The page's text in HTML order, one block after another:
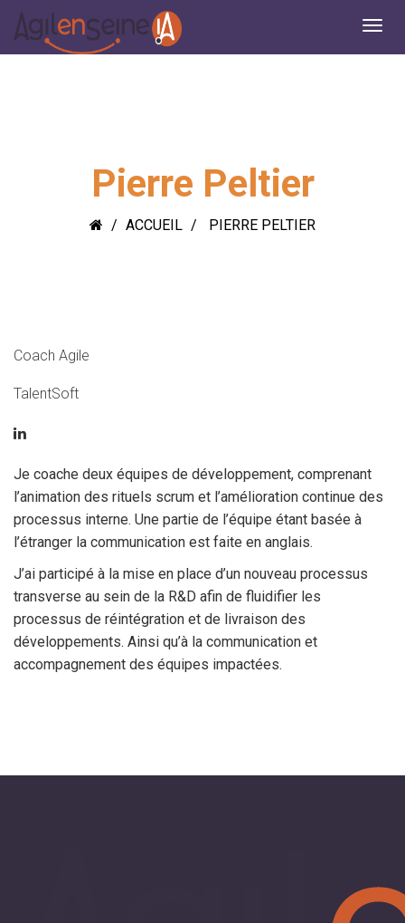
Pierre Peltier
ACCUEIL PIERRE PELTIER
Coach Agile
TalentSoft
Je coache deux équipes de développement, comprenant
l’animation des rituels scrum et l’amélioration continue des
processus interne. Une partie de l’équipe étant basée à
l’étranger la communication est faite en anglais.
J’ai participé à la mise en place d’un nouveau processus
transverse au sein de la R&D afin de fluidifier les
processus de réintégration et de livraison des
développements. Ainsi qu’à la communication et
accompagnement des équipes impactées.